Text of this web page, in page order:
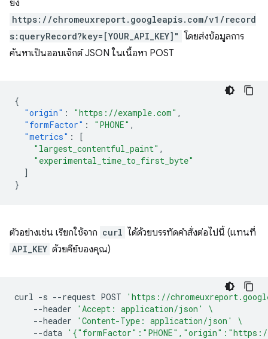
ยัง
https://chromeuxreport.googleapis.com/v1/record
s:queryRecord?key=[YOUR_API_KEY]" โดยส่งข้อมูลการ
ค้นหาเป็นออบเจ็กต์ JSON ในเนื้อหา POST
{
"origin" : "https://example.com" ,
"formFactor" : "PHONE" ,
"metrics" :
[
"largest_contentful_paint" ,
"experimental_time_to_first_byte"
]
}
ตัวอย่างเช่น เรียกใช้จาก curl ได้ด้วยบรรทัดคำสั่งต่อไปนี้ (แทนที่
API_KEY ด้วยคีย์ของคุณ)
curl -s --request POST
'https://
--header
'Accept: application/json'
\
--header
'Content-Type: application/json'
\
--data